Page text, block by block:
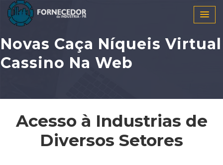
Novas Caça Níqueis Virtual
Cassino Na Web
Acesso à Industrias de
Diversos Setores